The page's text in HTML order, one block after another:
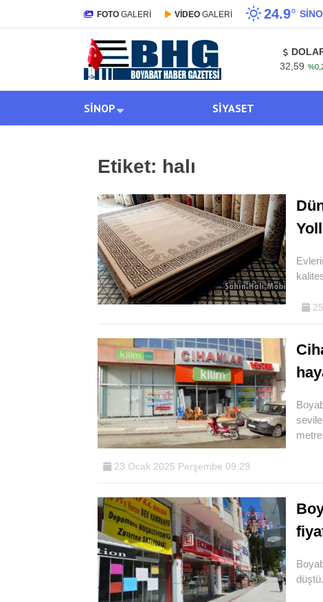
FOTO GALERİ VİDEO GALERİ 24.9°
32,59
SINOP SIYASET
Etiket: halı
25
23 Ocak 2025 Perşembe 09:29